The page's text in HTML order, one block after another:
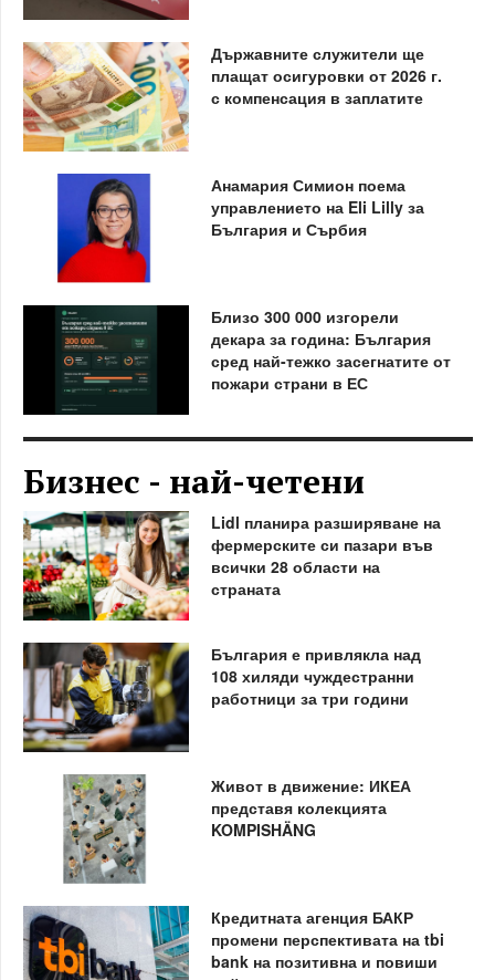
Държавните служители ще
плащат осигуровки от 2026 г.
с компенсация в заплатите
Анамария Симион поема
управлението на Eli Lilly за
България и Сърбия
Близо 300 000 изгорели
декара за година: България
сред най-тежко засегнатите от
пожари страни в ЕС
Бизнес - най-четени
Lidl планира разширяване на
фермерските си пазари във
всички 28 области на
страната
България е привлякла над
108 хиляди чуждестранни
работници за три години
Живот в движение: ИКЕА
представя колекцията
KOMPISHÄNG
Кредитната агенция БАКР
промени перспективата на tbi
bank на позитивна и повиши